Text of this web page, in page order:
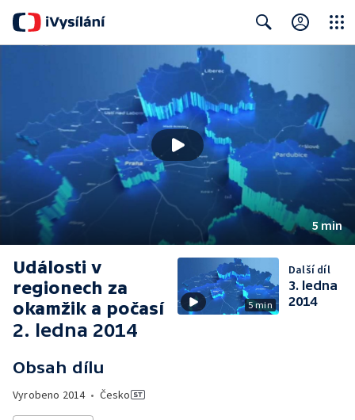
5 min
Události v
regionech za
okamžik a počasí
2. ledna 2014
Obsah dílu
Vyrobeno 2014• Česko
5 min
Další díl
3. ledna
2014